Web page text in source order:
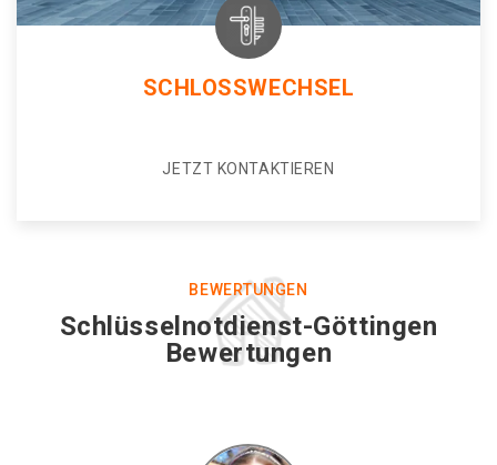
SCHLOSSWECHSEL
JETZT KONTAKTIEREN
BEWERTUNGEN
Schlüsselnotdienst-Göttingen
Bewertungen